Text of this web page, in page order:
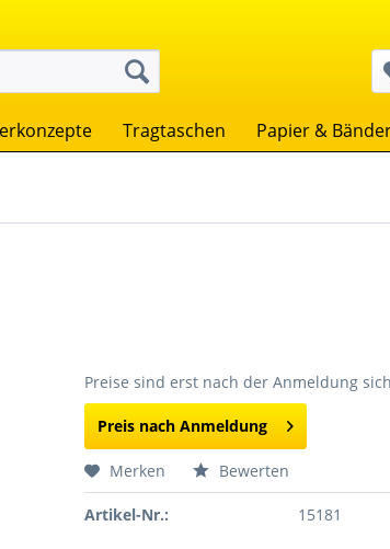
Tragtaschen Papier &
Preise sind erst nach der Anmeldung
Preis nach Anmeldung
Merken Bewerten
Artikel-Nr.: 15181